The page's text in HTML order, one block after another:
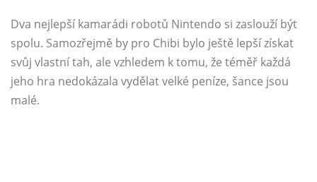
Dva nejlepší kamarádi robotů Nintendo si zaslouží být
spolu. Samozřejmě by pro Chibi bylo ještě lepší získat
svůj vlastní tah, ale vzhledem k tomu, že téměř každá
jeho hra nedokázala vydělat velké peníze, šance jsou
malé.